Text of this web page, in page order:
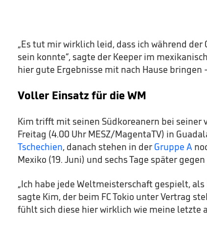
„Es tut mir wirklich leid, dass ich während
sein konnte“, sagte der Keeper im
hier gute Ergebnisse mit nach Hause bringen
Voller Einsatz für die WM
Kim trifft mit seinen Südkoreanern bei seiner
Freitag (4.00 Uhr MESZ/MagentaTV) in
Tschechien, danach stehen in der Gruppe A
Mexiko (19. Juni) und sechs Tage später
„Ich habe jede Weltmeisterschaft gespielt,
sagte Kim, der beim FC Tokio unter Vertrag
fühlt sich diese hier wirklich wie meine letzte